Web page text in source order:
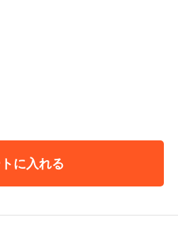
に入れる